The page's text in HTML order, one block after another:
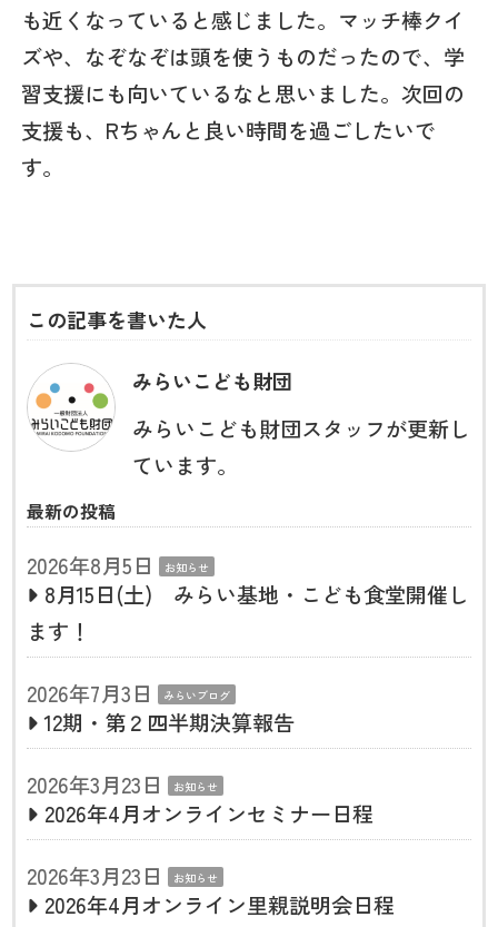
も近くなっていると感じました。マッチ棒クイ
ズや、なぞなぞは頭を使うものだったので、学
習支援にも向いているなと思いました。次回の
支援も、Rちゃんと良い時間を過ごしたいで
す。
この記事を書いた人
みらいこども財団
みらいこども財団スタッフが更新し
ています。
最新の投稿
2026年8月5日 お知らせ
8月15日(土) みらい基地・こども食堂開催し
ます！
2026年7月3日
みらいブログ
12期・第２四半期決算報告
2026年3月23日
お知らせ
2026年4月オンラインセミナー日程
2026年3月23日
お知らせ
2026年4月オンライン里親説明会日程